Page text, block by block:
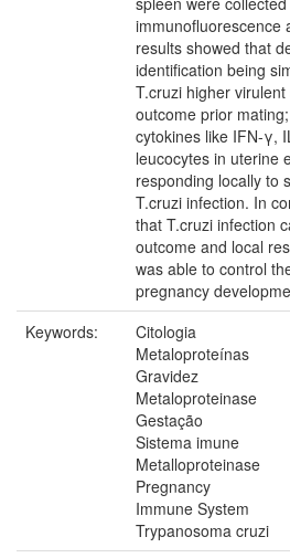
immunofluorescence
results showed that
identification being
T.cruzi higher
outcome prior
cytokines like IFN-γ,
leucocytes in uterine
responding locally to
T.cruzi infection. In
that T.cruzi infection
outcome and local
was able to control
pregnancy
Keywords:
Citologia
Metaloproteínas
Gravidez
Metaloproteinase
Gestação
Sistema imune
Metalloproteinase
Pregnancy
Immune System
Trypanosoma cruzi